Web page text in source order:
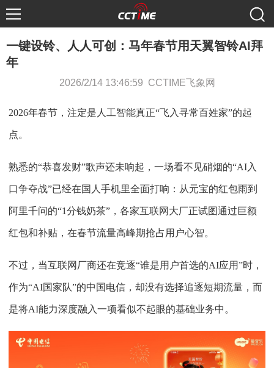
一键设铃、人人可创：马年春节用天翼智铃AI拜
年
2026/2/14 13:46:59 CCTIME飞象网
2026年春节，注定是人工智能真正“飞入寻常百姓家”的起
点。
熟悉的“恭喜发财”歌声还未响起，一场看不见硝烟的“AI入
口争夺战”已经在国人手机里全面打响：从元宝的红包雨到
阿里千问的“1分钱奶茶”，各家互联网大厂正试图通过巨额
红包和补贴，在春节流量高峰期抢占用户心智。
不过，当互联网厂商还在竞逐“谁是用户首选的AI应用”时，
作为“AI国家队”的中国电信，却没有选择追逐短期流量，而
是将AI能力深度融入一项看似不起眼的基础业务中。